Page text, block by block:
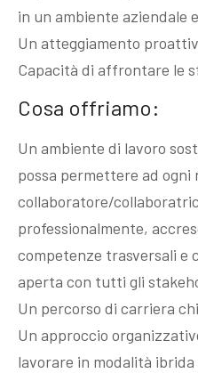
in un ambiente aziendale
Un atteggiamento
Capacità di affrontare le
Cosa offriamo:
Un ambiente di lavoro
possa permettere ad ogni
collaboratore/
professionalmente,
competenze trasversali e
aperta con tutti gli
Un percorso di carriera
Un approccio
lavorare in modalità